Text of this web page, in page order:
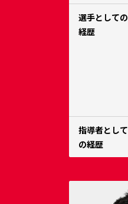
選手としての
経歴
指導者として
の経歴